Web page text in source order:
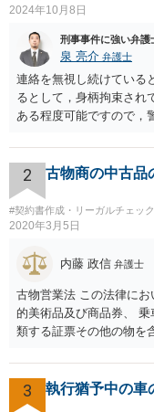
2024年10月8日
刑事事件に強い弁護
泉 亮介 弁護士
連絡を無視し続けている
るとして，身柄拘束され
ある程度可能ですので，
士に同行を依頼すること
2 古物商の中古品
#契約書作成・リーガルチェック
2020年3月5日
内藤 政信 弁護士
古物営業法 この法律に
的美術品及び商品券、
類する証票その他の物を
じ。)若しくは使用され
これらの物品に幾分の手
度、消費者の手に渡った
3 執行猶予中の車